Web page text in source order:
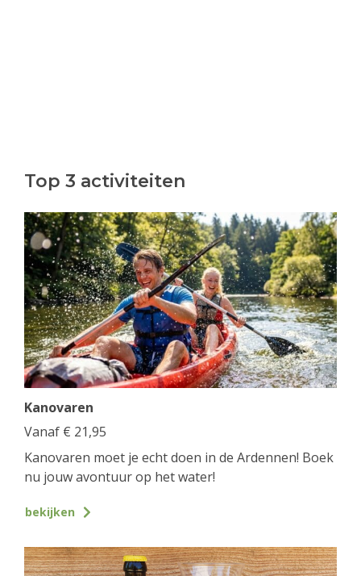
Top 3 activiteiten
Kanovaren
Vanaf € 21,95
Kanovaren moet je echt doen in de Ardennen! Boek
nu jouw avontuur op het water!
bekijken